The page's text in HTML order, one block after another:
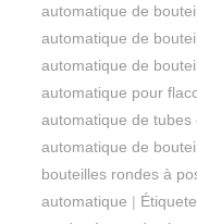
automatique de
automatique de
automatique de
automatique pour
automatique de tubes
automatique de
bouteilles rondes à
automatique |